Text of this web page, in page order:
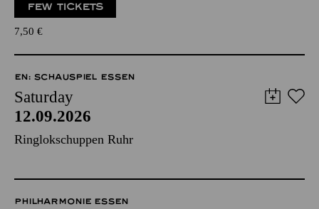
FEW TICKETS
7,50 €
EN: SCHAUSPIEL ESSEN
Saturday
12.09.2026
Ringlokschuppen Ruhr
PHILHARMONIE ESSEN